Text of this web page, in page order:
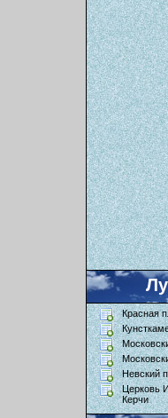
Красная
Невский
Церковь
Керчи